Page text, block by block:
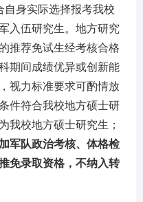
自身实际选择报考我校
入伍研究生。地方研究
推荐免试生经考核合格
期间成绩优异或创新能
视力标准要求可酌情放
件符合我校地方硕士研
我校地方硕士研究生；
军队政治考核、体格检
免录取资格，不纳入转